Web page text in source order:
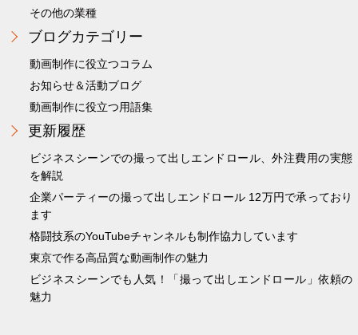
その他の業種
ブログカテゴリー
動画制作に役立つコラム
お知らせ＆活動ブログ
動画制作に役立つ用語集
更新履歴
ビジネスシーンでの撮って出しエンドロール、外注費用の実態
を解説
企業パーティーの撮って出しエンドロール 12万円で承っており
ます
格闘技系のYouTubeチャンネルも制作協力しています
東京で作る高品質な動画制作の魅力
ビジネスシーンでも人気！「撮って出しエンドロール」依頼の
魅力